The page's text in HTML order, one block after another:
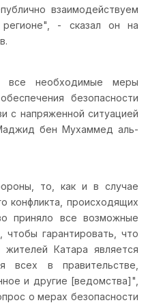
взаимодействуем
- сказал он на
все необходимые меры
безопасности
с напряженной ситуацией
бен Мухаммед аль-
то, как и в случае
конфликта, происходящих
приняло все возможные
гарантировать, что
Катара является
всех в правительстве,
и другие [ведомства]",
о мерах безопасности